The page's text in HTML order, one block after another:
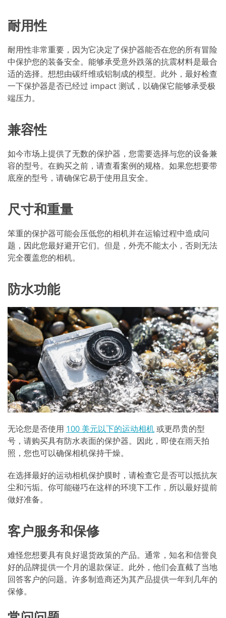
耐用性
耐用性非常重要，因为它决定了保护器能否在您的所有冒险
中保护您的装备安全。能够承受意外跌落的抗震材料是最合
适的选择。想想由碳纤维或铝制成的模型。此外，最好检查
一下保护器是否已经过 impact 测试，以确保它能够承受极
端压力。
兼容性
如今市场上提供了无数的保护器，您需要选择与您的设备兼
容的型号。在购买之前，请查看案例的规格。如果您想要带
底座的型号，请确保它易于使用且安全。
尺寸和重量
笨重的保护器可能会压低您的相机并在运输过程中造成问
题，因此您最好避开它们。但是，外壳不能太小，否则无法
完全覆盖您的相机。
防水功能
无论您是否使用 100 美元以下的运动相机或更昂贵的型
号，请购买具有防水表面的保护器。因此，即使在雨天拍
照，您也可以确保相机保持干燥。
在选择最好的运动相机保护膜时，请检查它是否可以抵抗灰
尘和污垢。你可能碰巧在这样的环境下工作，所以最好提前
做好准备。
客户服务和保修
难怪您想要具有良好退货政策的产品。通常，知名和信誉良
好的品牌提供一个月的退款保证。此外，他们会直截了当地
回答客户的问题。许多制造商还为其产品提供一年到几年的
保修。